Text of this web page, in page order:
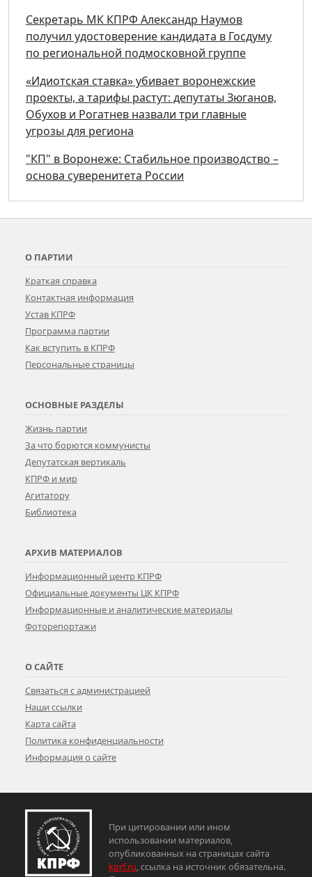
Секретарь МК КПРФ Александр Наумов
получил удостоверение кандидата в Госдуму
по региональной подмосковной группе
«Идиотская ставка» убивает воронежские
проекты, а тарифы растут: депутаты Зюганов,
Обухов и Рогатнев назвали три главные
угрозы для региона
"КП" в Воронеже: Стабильное производство –
основа суверенитета России
О ПАРТИИ
Краткая справка
Контактная информация
Устав КПРФ
Программа партии
Как вступить в КПРФ
Персональные страницы
ОСНОВНЫЕ РАЗДЕЛЫ
Жизнь партии
За что борются коммунисты
Депутатская вертикаль
КПРФ и мир
Агитатору
Библиотека
АРХИВ МАТЕРИАЛОВ
Информационный центр КПРФ
Официальные документы ЦК КПРФ
Информационные и аналитические материалы
Фоторепортажи
О САЙТЕ
Связаться с администрацией
Наши ссылки
Карта сайта
Политика конфиденциальности
Информация о сайте
При цитировании или ином
использовании материалов,
опубликованных на страницах сайта
kprf.ru, ссылка на источник обязательна.